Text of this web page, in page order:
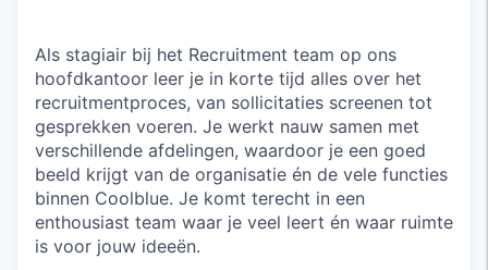
Als stagiair bij het Recruitment team op ons
hoofdkantoor leer je in korte tijd alles over het
recruitmentproces, van sollicitaties screenen tot
gesprekken voeren. Je werkt nauw samen met
verschillende afdelingen, waardoor je een goed
beeld krijgt van de organisatie én de vele functies
binnen Coolblue. Je komt terecht in een
enthousiast team waar je veel leert én waar ruimte
is voor jouw ideeën.